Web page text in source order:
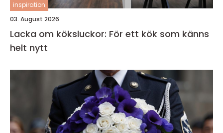
inspiration
03. August 2026
Lacka om köksluckor: För ett kök som känns
helt nytt